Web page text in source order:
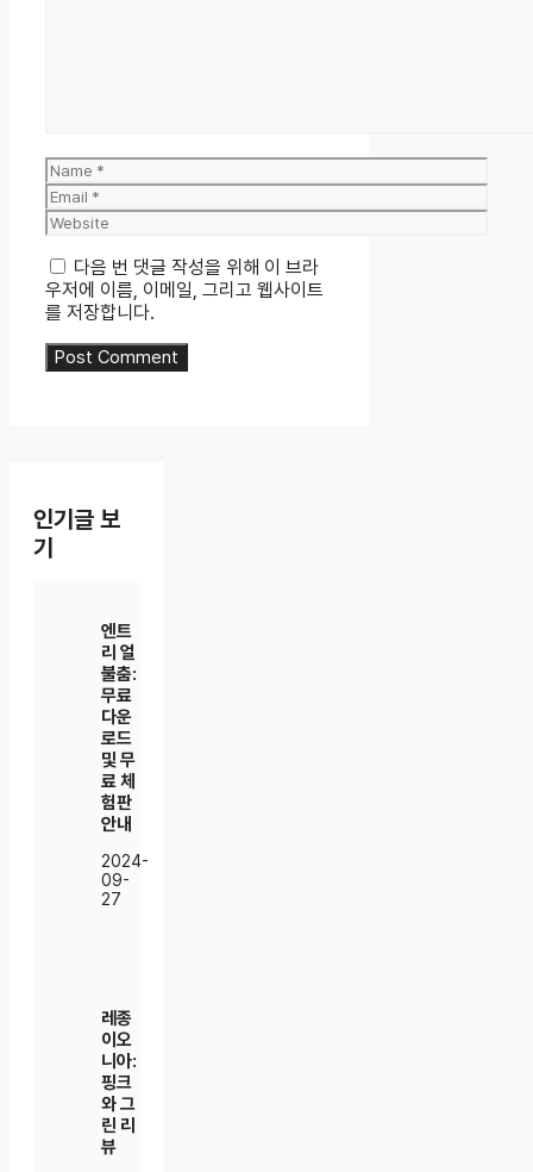
Name
Email
Website
다음 번 댓글 작성을 위해 이 브라
우저에 이름, 이메일, 그리고 웹사이트
를 저장합니다.
인기글 보
기
엔트
리 얼
불춤:
무료
다운
로드
및 무
료 체
험판
안내
2024-
09-
27
레종
이오
니아:
핑크
와 그
린 리
뷰